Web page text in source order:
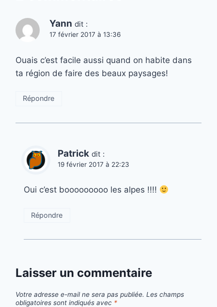
Yann dit :
17 février 2017 à 13:36
Ouais c’est facile aussi quand on habite dans
ta région de faire des beaux paysages!
Répondre
Patrick dit :
19 février 2017 à 22:23
Oui c’est booooooooo les alpes !!!!
Répondre
Laisser un commentaire
Votre adresse e-mail ne sera pas publiée. Les champs
obligatoires sont indiqués avec *